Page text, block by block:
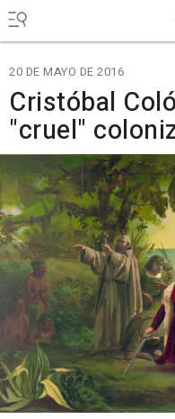
20 DE MAYO DE 2016
Cristóbal
"cruel"